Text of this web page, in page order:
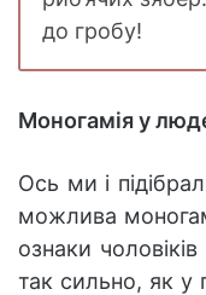
до гробу!
Моногамія у
Ось ми і
можлива
ознаки
так сильно, як у